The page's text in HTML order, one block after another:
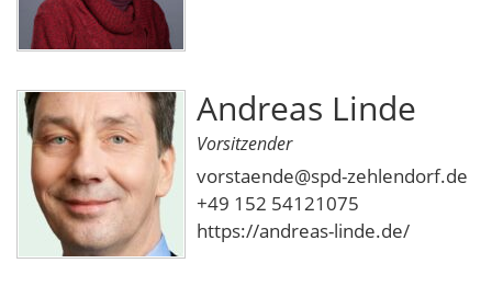
Andreas Linde
Vorsitzender
vorstaende@spd-zehlendorf.de
+49 152 54121075
https://andreas-linde.de/